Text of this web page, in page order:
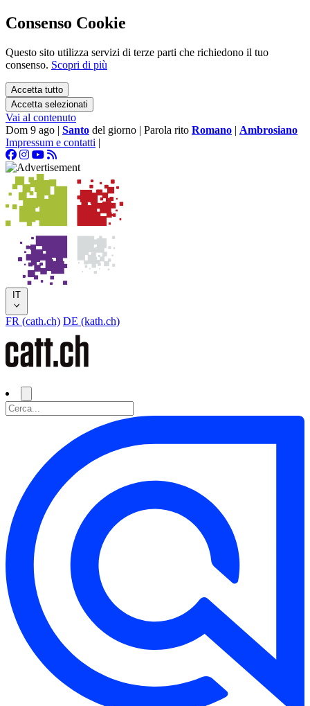
Consenso Cookie
Questo sito utilizza servizi di terze parti che richiedono il tuo
consenso. Scopri di più
Accetta tutto
Accetta selezionati
Vai al contenuto
Dom 9 ago | Santo del giorno | Parola rito Romano | Ambrosiano
Impressum e contatti |
IT
FR (cath.ch) DE (kath.ch)